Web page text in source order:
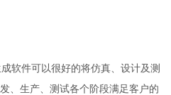
软件可以很好的将仿真、设计及测
、生产、测试各个阶段满足客户的